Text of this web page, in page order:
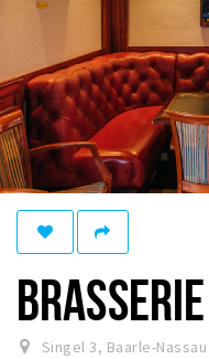
Visit Baarle Shop
Enclavebon
Nieuws
Agenda
Deals
Eten
Slapen
Recreatief
Singel 3, Baarle-Nassau